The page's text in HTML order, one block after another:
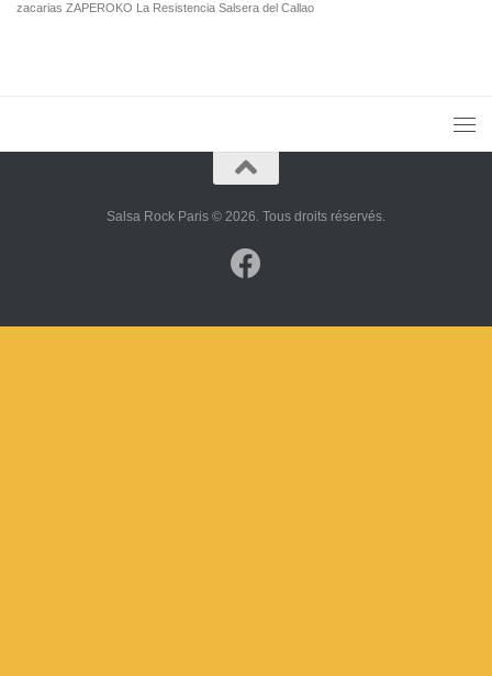
zacarias ZAPEROKO La Resistencia Salsera del Callao
Salsa Rock Paris © 2026. Tous droits réservés.